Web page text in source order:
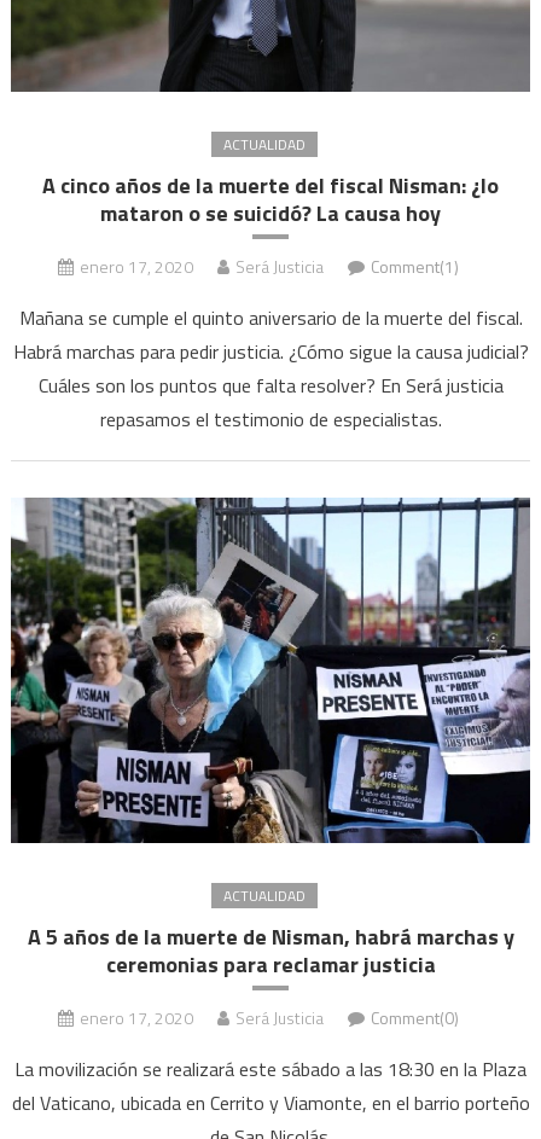
será
ACTUALIDAD
A cinco años de la muerte del fiscal Nisman: ¿lo
mataron o se suicidó? La causa hoy
enero 17, 2020 Será Justicia Comment(1)
Mañana se cumple el quinto aniversario de la muerte del fiscal.
Habrá marchas para pedir justicia. ¿Cómo sigue la causa judicial?
Cuáles son los puntos que falta resolver? En Será justicia
repasamos el testimonio de especialistas.
ACTUALIDAD
A 5 años de la muerte de Nisman, habrá marchas y
ceremonias para reclamar justicia
enero 17, 2020 Será Justicia Comment(0)
La movilización se realizará este sábado a las 18:30 en la Plaza
del Vaticano, ubicada en Cerrito y Viamonte, en el barrio porteño